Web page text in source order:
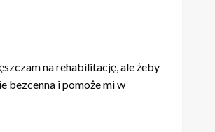
na rehabilitację, ale żeby
bezcenna i pomoże mi w